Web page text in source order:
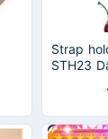
Strap
STH23
cute